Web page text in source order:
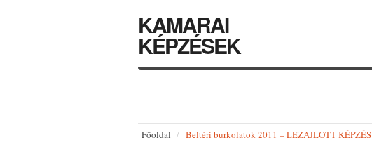
KAMARAI
KÉPZÉSEK
Főoldal Beltéri burkolatok 2011 – LEZAJLOTT KÉPZÉS